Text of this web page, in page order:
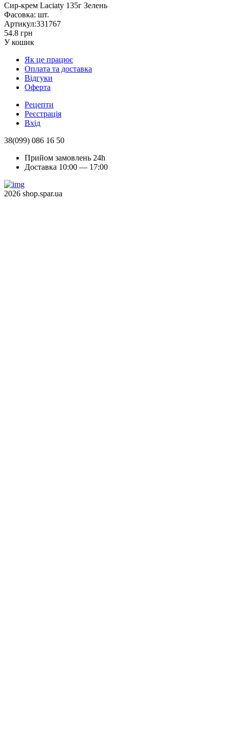
Сир-крем Laciaty 135г Зелень
Фасовка: шт.
Артикул:331767
54.8 грн
У кошик
Як це працює
Оплата та доставка
Відгуки
Оферта
Рецепти
Реєстрація
Вхід
38(099) 086 16 50
Прийом замовлень 24h
Доставка 10:00 — 17:00
2026 shop.spar.ua